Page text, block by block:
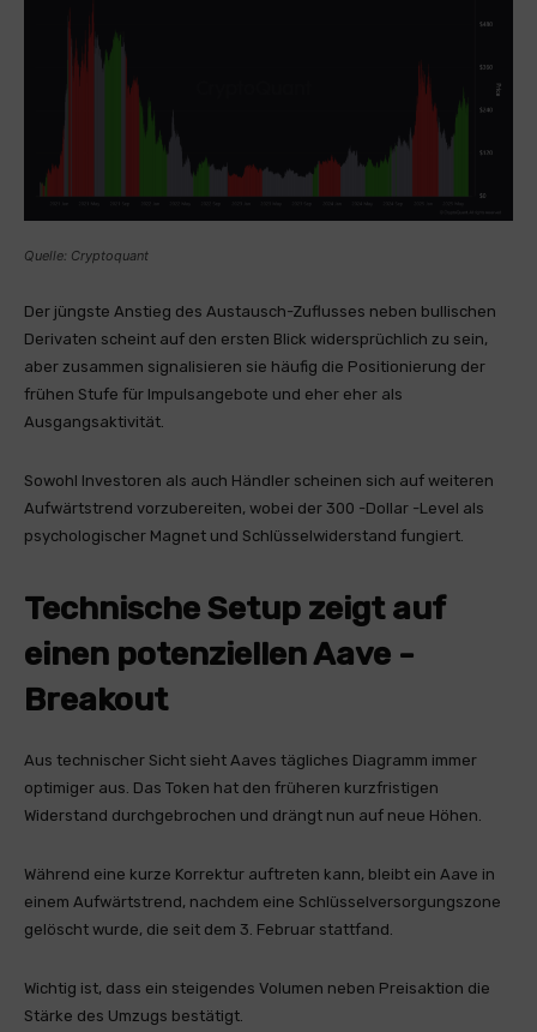
Quelle: Cryptoquant
Der jüngste Anstieg des Austausch-Zuflusses neben bullischen
Derivaten scheint auf den ersten Blick widersprüchlich zu sein,
aber zusammen signalisieren sie häufig die Positionierung der
frühen Stufe für Impulsangebote und eher eher als
Ausgangsaktivität.
Sowohl Investoren als auch Händler scheinen sich auf weiteren
Aufwärtstrend vorzubereiten, wobei der 300 -Dollar -Level als
psychologischer Magnet und Schlüsselwiderstand fungiert.
Technische Setup zeigt auf
einen potenziellen Aave -
Breakout
Aus technischer Sicht sieht Aaves tägliches Diagramm immer
optimiger aus. Das Token hat den früheren kurzfristigen
Widerstand durchgebrochen und drängt nun auf neue Höhen.
Während eine kurze Korrektur auftreten kann, bleibt ein Aave in
einem Aufwärtstrend, nachdem eine Schlüsselversorgungszone
gelöscht wurde, die seit dem 3. Februar stattfand.
Wichtig ist, dass ein steigendes Volumen neben Preisaktion die
Stärke des Umzugs bestätigt.